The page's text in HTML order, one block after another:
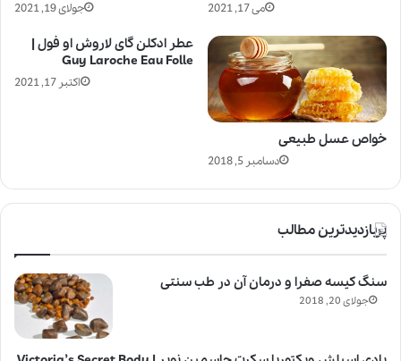
جولای 19, 2021 می 17, 2021
عطر ادکلن گای لاروش او فول |
Guy Laroche Eau Folle
اکتبر 17, 2021
خواص عسل طبیعی
دسامبر 5, 2018
پربازدیدترین مطالب
سنگ کیسه صفرا و درمان آن در طب سنتی
جولای 20, 2018